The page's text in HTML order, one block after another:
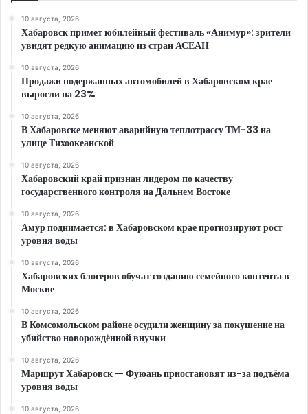
10 августа, 2026
Хабаровск примет юбилейный фестиваль «Анимур»: зрители
увидят редкую анимацию из стран АСЕАН
10 августа, 2026
Продажи подержанных автомобилей в Хабаровском крае
выросли на 23%
10 августа, 2026
В Хабаровске меняют аварийную теплотрассу ТМ-33 на
улице Тихоокеанской
10 августа, 2026
Хабаровский край признан лидером по качеству
государственного контроля на Дальнем Востоке
10 августа, 2026
Амур поднимается: в Хабаровском крае прогнозируют рост
уровня воды
10 августа, 2026
Хабаровских блогеров обучат созданию семейного контента в
Москве
10 августа, 2026
В Комсомольском районе осудили женщину за покушение на
убийство новорождённой внучки
10 августа, 2026
Маршрут Хабаровск — Фуюань приостановят из-за подъёма
уровня воды
10 августа, 2026